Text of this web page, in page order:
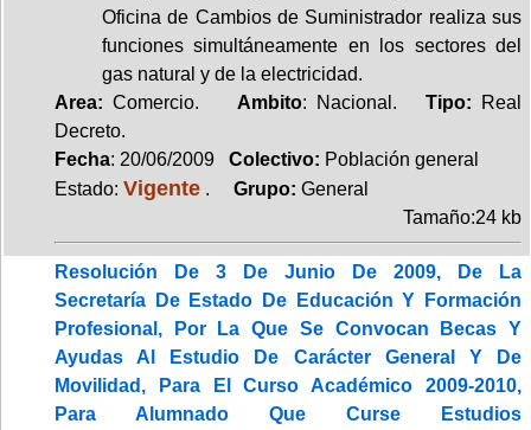
Oficina de Cambios de Suministrador realiza sus
funciones simultáneamente en los sectores del
gas natural y de la electricidad.
Area: Comercio. Ambito: Nacional. Tipo:
Real
Decreto.
Fecha: 20/06/2009 Colectivo: Población general
Estado: Vigente . Grupo: General
Tamaño:24 kb
Resolución De 3 De Junio De 2009, De La
Secretaría De Estado De Educación Y Formación
Profesional, Por La Que Se Convocan Becas Y
Ayudas Al Estudio De Carácter General Y De
Movilidad, Para El Curso Académico 2009-2010,
Para Alumnado Que Curse Estudios